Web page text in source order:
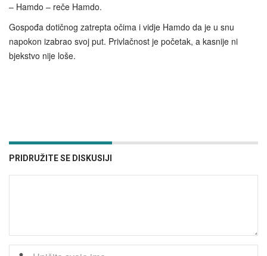
– Hamdo – reče Hamdo.
Gospođa dotičnog zatrepta očima i vidje Hamdo da je u snu
napokon izabrao svoj put. Privlačnost je početak, a kasnije ni
bjekstvo nije loše.
PRIDRUŽITE SE DISKUSIJI